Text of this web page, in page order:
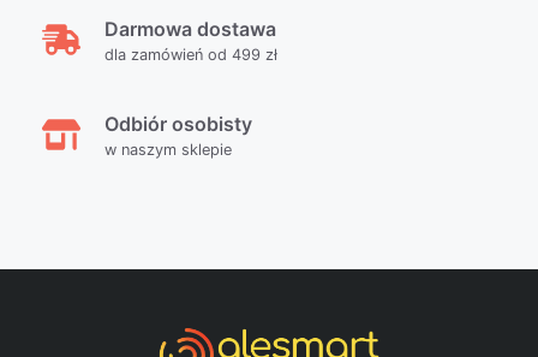
Darmowa dostawa
dla zamówień od 499 zł
Odbiór osobisty
w naszym sklepie